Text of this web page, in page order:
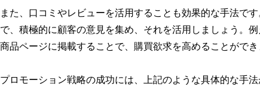
また、口コミやレビューを活用することも効果的な手法で
で、積極的に顧客の意見を集め、それを活用しましょう。
商品ページに掲載することで、購買欲求を高めることができ
プロモーション戦略の成功には、上記のような具体的な手